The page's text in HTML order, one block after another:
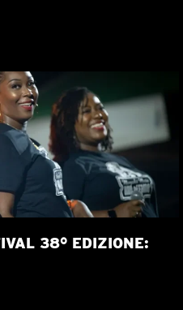
38° EDIZIONE: